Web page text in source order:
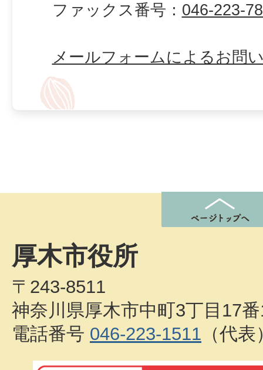
ファックス番号： 046-223-
メールフォームによるお問
厚木市役所
〒243-8511
神奈川県厚木市中町3丁目17
電話番号 046-223-1511 （代表